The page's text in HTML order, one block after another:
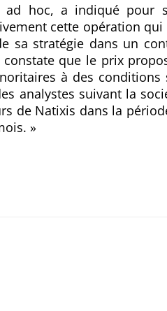
ad hoc, a indiqué pour
cette opération
sa stratégie dans un
que le prix
à des conditions
analystes suivant la
de Natixis dans la
»